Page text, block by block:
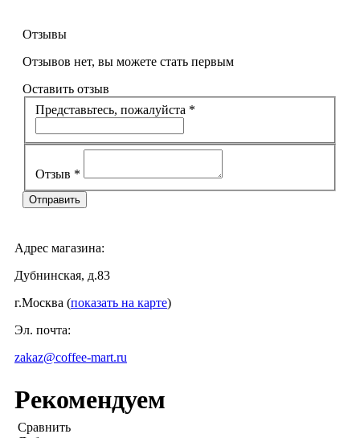
Отзывы
Отзывов нет, вы можете стать первым
Оставить отзыв
Представьтесь, пожалуйста *
Отзыв *
Адрес магазина:
Дубнинская, д.83
г.Москва (показать на карте)
Эл. почта:
zakaz@coffee-mart.ru
Рекомендуем
Сравнить